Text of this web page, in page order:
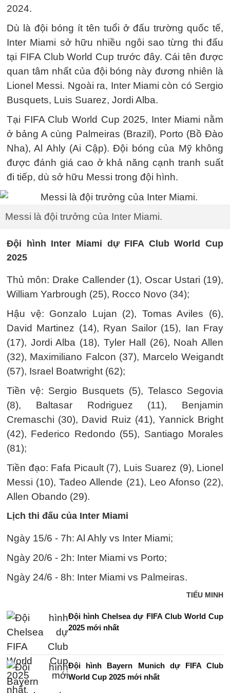
2024.
Dù là đội bóng ít tên tuổi ở đấu trường quốc tế,
Inter Miami sở hữu nhiều ngôi sao từng thi đấu
tại FIFA Club World Cup trước đây. Cái tên được
quan tâm nhất của đội bóng này đương nhiên là
Lionel Messi. Ngoài ra, Inter Miami còn có Sergio
Busquets, Luis Suarez, Jordi Alba.
Tại FIFA Club World Cup 2025, Inter Miami nằm
ở bảng A cùng Palmeiras (Brazil), Porto (Bồ Đào
Nha), Al Ahly (Ai Cập). Đội bóng của Mỹ không
được đánh giá cao ở khả năng cạnh tranh suất
đi tiếp, dù sở hữu Messi trong đội hình.
Messi là đội trưởng của Inter Miami.
Đội hình Inter Miami dự FIFA Club World Cup
2025
Thủ môn: Drake Callender (1), Oscar Ustari (19),
William Yarbrough (25), Rocco Novo (34);
Hậu vệ: Gonzalo Lujan (2), Tomas Aviles (6),
David Martinez (14), Ryan Sailor (15), Ian Fray
(17), Jordi Alba (18), Tyler Hall (26), Noah Allen
(32), Maximiliano Falcon (37), Marcelo Weigandt
(57), Israel Boatwright (62);
Tiền vệ: Sergio Busquets (5), Telasco Segovia
(8), Baltasar Rodriguez (11), Benjamin
Cremaschi (30), David Ruiz (41), Yannick Bright
(42), Federico Redondo (55), Santiago Morales
(81);
Tiền đạo: Fafa Picault (7), Luis Suarez (9), Lionel
Messi (10), Tadeo Allende (21), Leo Afonso (22),
Allen Obando (29).
Lịch thi đấu của Inter Miami
Ngày 15/6 - 7h: Al Ahly vs Inter Miami;
Ngày 20/6 - 2h: Inter Miami vs Porto;
Ngày 24/6 - 8h: Inter Miami vs Palmeiras.
TIỂU MINH
Đội hình Chelsea dự FIFA Club World Cup
2025 mới nhất
Đội hình Bayern Munich dự FIFA Club
World Cup 2025 mới nhất